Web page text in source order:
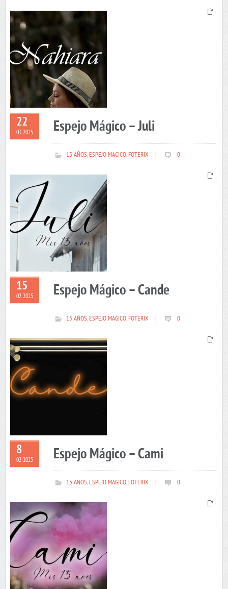
22
03 2025 Espejo Mágico – Juli
15 AÑOS,ESPEJO MAGICO,FOTERIX 0
15
02 2025 Espejo Mágico – Cande
15 AÑOS,ESPEJO MAGICO,FOTERIX 0
8
02 2025 Espejo Mágico – Cami
15 AÑOS,ESPEJO MAGICO,FOTERIX 0